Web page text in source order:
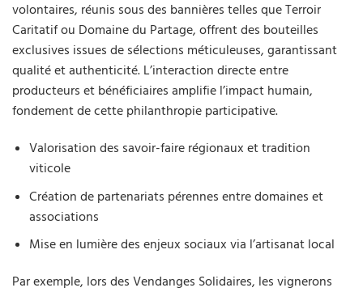
volontaires, réunis sous des bannières telles que Terroir
Caritatif ou Domaine du Partage, offrent des bouteilles
exclusives issues de sélections méticuleuses, garantissant
qualité et authenticité. L’interaction directe entre
producteurs et bénéficiaires amplifie l’impact humain,
fondement de cette philanthropie participative.
Valorisation des savoir-faire régionaux et tradition
viticole
Création de partenariats pérennes entre domaines et
associations
Mise en lumière des enjeux sociaux via l’artisanat local
Par exemple, lors des Vendanges Solidaires, les vignerons